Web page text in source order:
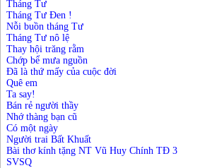
Tháng Tư
Tháng Tư Đen !
Nỗi buồn tháng Tư
Tháng Tư nô lệ
Thay hội trăng rằm
Chớp bể mưa nguồn
Đã là thứ mấy của cuộc đời
Quê em
Ta say!
Bán rẻ người thầy
Nhớ thàng bạn cũ
Có một ngày
Người trai Bất Khuất
Bài thơ kính tặng NT Vũ Huy Chính TĐ 3
SVSQ